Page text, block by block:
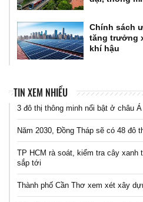
Chính sách
tăng trưởng
khí hậu
TIN XEM NHIỀU
3 đô thị thông minh nổi bật ở châu Á
Năm 2030, Đồng Tháp sẽ có 48 đô
TP HCM rà soát, kiểm tra cây xanh
sắp tới
Thành phố Cần Thơ xem xét xây